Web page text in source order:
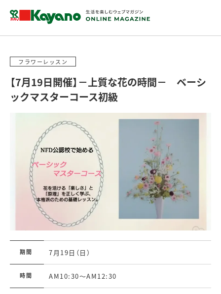
フラワーレッスン
【7月19日開催】－上質な花の時間－ ベーシ
ックマスターコース初級
期間 7月19日（日）
時間 AM10:30～AM12:30